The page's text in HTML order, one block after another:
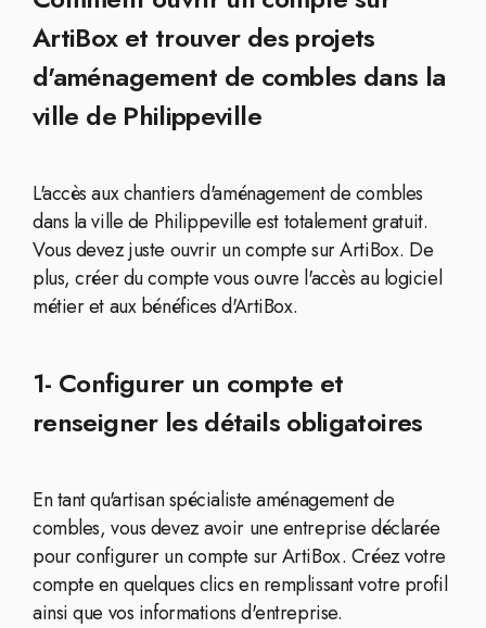
ArtiBox et trouver des projets
d'aménagement de combles dans la
ville de Philippeville
L'accès aux chantiers d'aménagement de combles
dans la ville de Philippeville est totalement gratuit.
Vous devez juste ouvrir un compte sur ArtiBox. De
plus, créer du compte vous ouvre l'accès au logiciel
métier et aux bénéfices d'ArtiBox.
1- Configurer un compte et
renseigner les détails obligatoires
En tant qu'artisan spécialiste aménagement de
combles, vous devez avoir une entreprise déclarée
pour configurer un compte sur ArtiBox. Créez votre
compte en quelques clics en remplissant votre profil
ainsi que vos informations d'entreprise.